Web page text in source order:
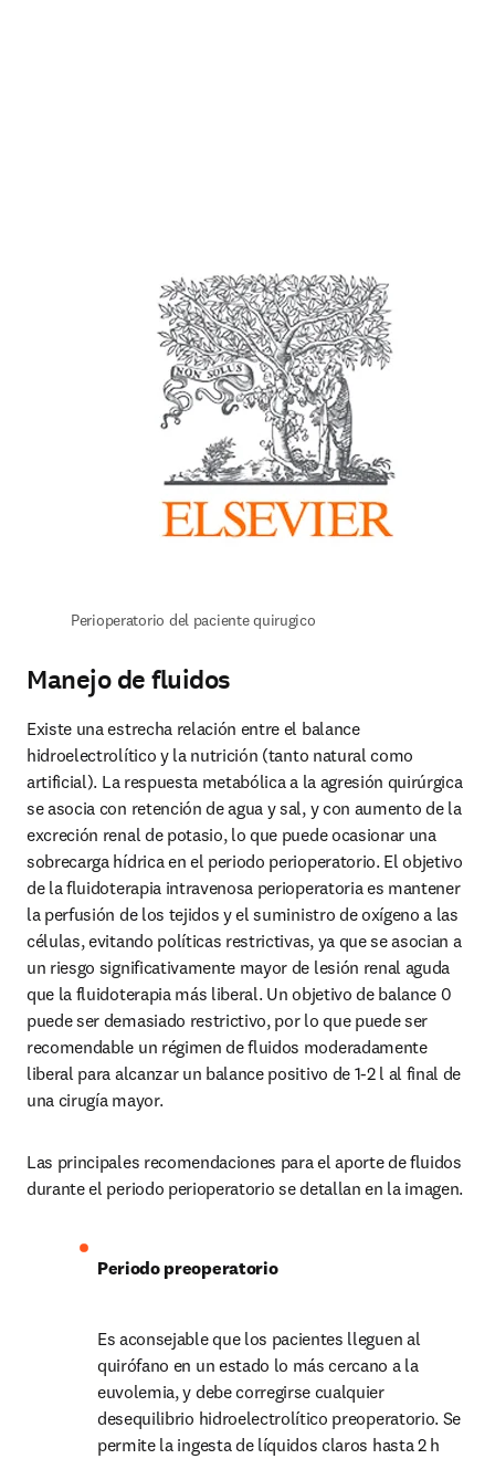
Perioperatorio del paciente quirugico
Manejo de fluidos
Existe una estrecha relación entre el balance
hidroelectrolítico y la nutrición (tanto natural como
artificial). La respuesta metabólica a la agresión quirúrgica
se asocia con retención de agua y sal, y con aumento de la
excreción renal de potasio, lo que puede ocasionar una
sobrecarga hídrica en el periodo perioperatorio. El objetivo
de la fluidoterapia intravenosa perioperatoria es mantener
la perfusión de los tejidos y el suministro de oxígeno a las
células, evitando políticas restrictivas, ya que se asocian a
un riesgo significativamente mayor de lesión renal aguda
que la fluidoterapia más liberal. Un objetivo de balance 0
puede ser demasiado restrictivo, por lo que puede ser
recomendable un régimen de fluidos moderadamente
liberal para alcanzar un balance positivo de 1-2 l al final de
una cirugía mayor.
Las principales recomendaciones para el aporte de fluidos
durante el periodo perioperatorio se detallan en la imagen.
Periodo preoperatorio
Es aconsejable que los pacientes lleguen al
quirófano en un estado lo más cercano a la
euvolemia, y debe corregirse cualquier
desequilibrio hidroelectrolítico preoperatorio. Se
permite la ingesta de líquidos claros hasta 2 h